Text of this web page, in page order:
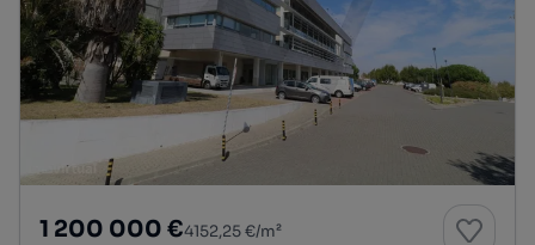
1 200 000 €4152,25 €/m²